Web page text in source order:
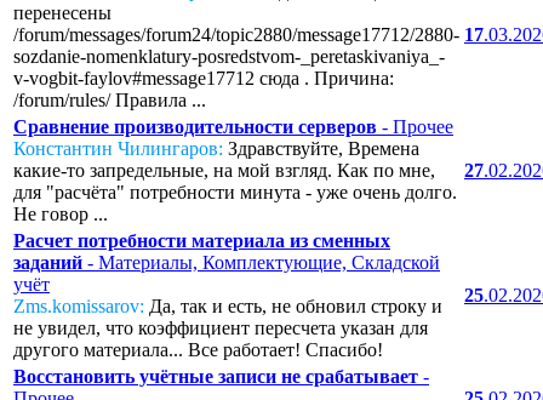
перенесены
/forum/messages/forum24/topic2880/message17712/2880-
sozdanie-nomenklatury-posredstvom-_peretaskivaniya_-
v-vogbit-faylov#message17712 сюда . Причина:
/forum/rules/ Правила ...
17
Сравнение производительности серверов - Прочее
Константин Чилингаров: Здравствуйте, Времена
какие-то запредельные, на мой взгляд. Как по мне,
для "расчёта" потребности минута - уже очень долго.
Не говор ...
27
Расчет потребности материала из сменных
заданий - Материалы, Комплектующие, Складской
учёт
Zms.komissarov: Да, так и есть, не обновил строку и
не увидел, что коэффициент пересчета указан для
другого материала... Все работает! Спасибо!
25
Восстановить учётные записи не срабатывает -